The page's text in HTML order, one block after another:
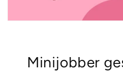
Minijobber